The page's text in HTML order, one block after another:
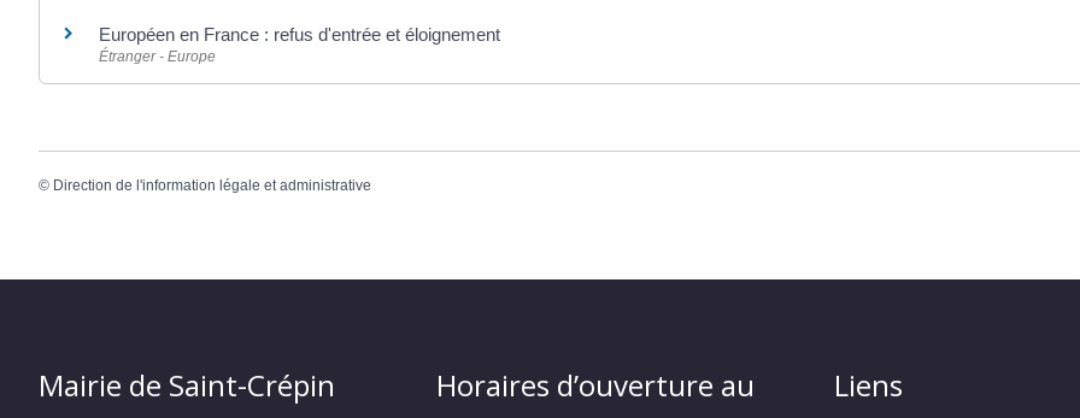
Européen en France : refus d'entrée et éloignement
Étranger - Europe
© Direction de l'information légale et administrative
Mairie de Saint-Crépin
Horaires d’ouverture au
Liens